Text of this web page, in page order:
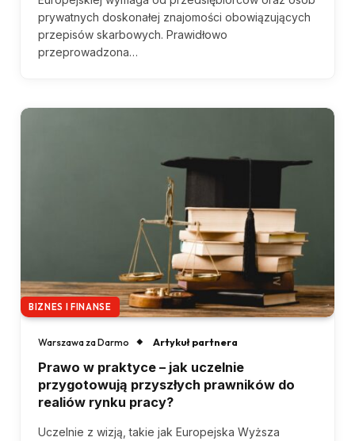
prywatnych doskonałej znajomości obowiązujących
przepisów skarbowych. Prawidłowo
przeprowadzona…
BIZNES I FINANSE
Warszawa za Darmo Artykuł partnera
Prawo w praktyce – jak uczelnie
przygotowują przyszłych prawników do
realiów rynku pracy?
Uczelnie z wizją, takie jak Europejska Wyższa